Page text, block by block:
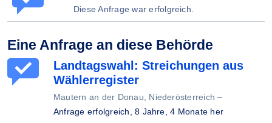
Diese Anfrage war erfolgreich.
Eine Anfrage an diese Behörde
Landtagswahl: Streichungen aus
Wählerregister
Mautern an der Donau, Niederösterreich –
Anfrage erfolgreich,8 Jahre, 4 Monate her